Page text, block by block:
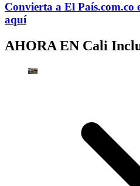
Convierta a El País.com.co
aquí
AHORA EN Cali